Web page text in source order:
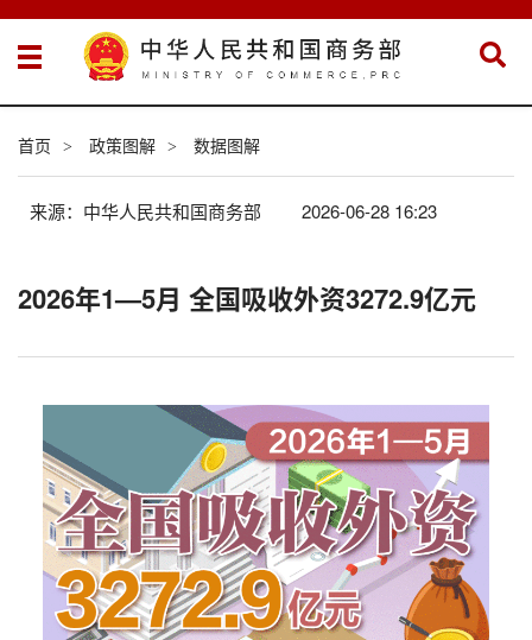
首页 > 政策图解 > 数据图解
来源：中华人民共和国商务部 2026-06-28 16:23
2026年1—5月 全国吸收外资3272.9亿元